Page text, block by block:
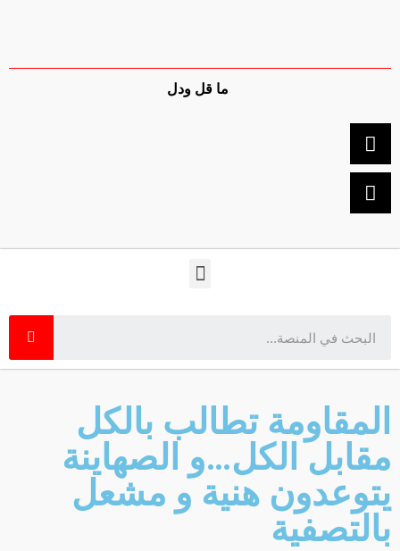
ما قل ودل
المقاومة تطالب بالكل
مقابل الكل…و الصهاينة
يتوعدون هنية و مشعل
بالتصفية